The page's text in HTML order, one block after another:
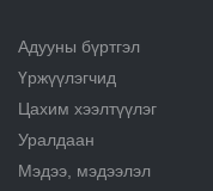
Адууны бүртгэл
Үржүүлэгчид
Цахим хээлтүүлэг
Уралдаан
Мэдээ, мэдээлэл